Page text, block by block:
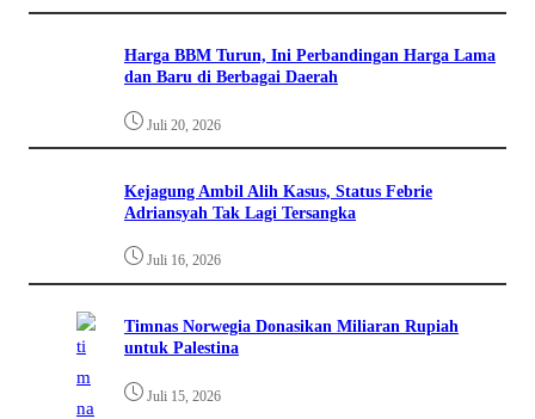
Harga BBM Turun, Ini Perbandingan Harga Lama
dan Baru di Berbagai Daerah
Juli 20, 2026
Kejagung Ambil Alih Kasus, Status Febrie
Adriansyah Tak Lagi Tersangka
Juli 16, 2026
Timnas Norwegia Donasikan Miliaran Rupiah
untuk Palestina
Juli 15, 2026